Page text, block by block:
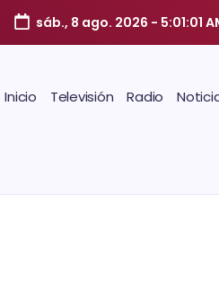
sáb., 8 ago. 2026- 5:01:02
Inicio Televisión Radio